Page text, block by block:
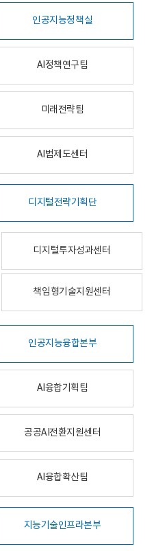
인공지능정책실
AI정책연구팀
미래전략팀
AI법제도센터
디지털전략기획단
디지털투자성과센터
책임형기술지원센터
인공지능융합본부
AI융합기획팀
공공AI전환지원센터
AI융합확산팀
지능기술인프라본부